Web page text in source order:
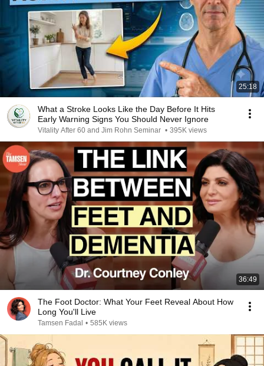
25:18
What a Stroke Looks Like the Day Before It Hits
Early Warning Signs You Should Never Ignore
Vitality After 60 and Jim Rohn Seminar • 395K views
36:49
The Foot Doctor: What Your Feet Reveal About How
Long You'll Live
Tamsen Fadal • 585K views